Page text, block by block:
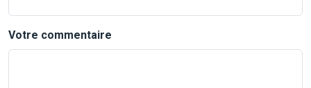
Votre commentaire